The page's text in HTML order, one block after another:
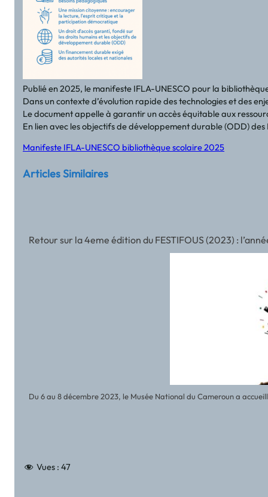
Publié en 2025, le manifeste IFLA-UNESCO pour la
Dans un contexte d’évolution rapide des technologies et des
Le document appelle à garantir un accès équitable aux
En lien avec les objectifs de développement durable (ODD)
Manifeste IFLA-UNESCO bibliothèque scolaire 2025
Articles Similaires
Retour sur la 4eme édition du FESTIFOUS (2023) :
Du 6 au 8 décembre 2023, le Musée National du Cameroun a
Vues : 47